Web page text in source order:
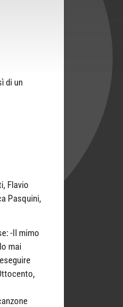
di un
Flavio
Pasquini,
-Il mimo
mai